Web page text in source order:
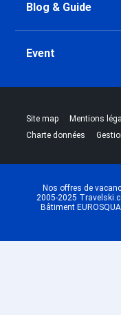
Blog & Guide
Event
Site map |Mentions
Charte données |
Nos offres de
2005-2025
Bâtiment